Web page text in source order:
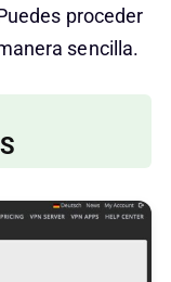
proceder
sencilla.